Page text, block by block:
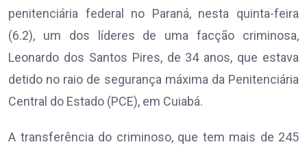
penitenciária federal no Paraná, nesta quinta-feira
(6.2), um dos líderes de uma facção criminosa,
Leonardo dos Santos Pires, de 34 anos, que estava
detido no raio de segurança máxima da Penitenciária
Central do Estado (PCE), em Cuiabá.
A transferência do criminoso, que tem mais de 245